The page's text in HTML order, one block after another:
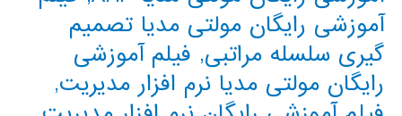
آموزشی رایگان مولتی مدیا تصمیم
گیری سلسله مراتبی, فیلم آموزشی
رایگان مولتی مدیا نرم افزار مدیریت,